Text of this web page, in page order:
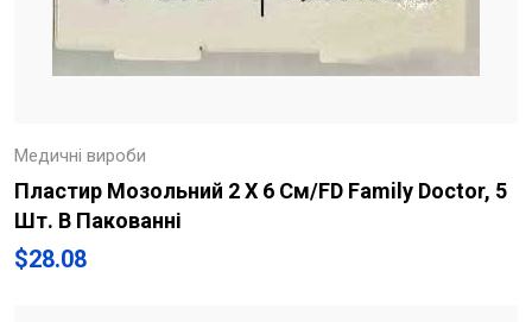
Медичні вироби
Пластир Мозольний 2 Х 6 См/FD Family Doctor, 5
Шт. В Пакованні
$28.08